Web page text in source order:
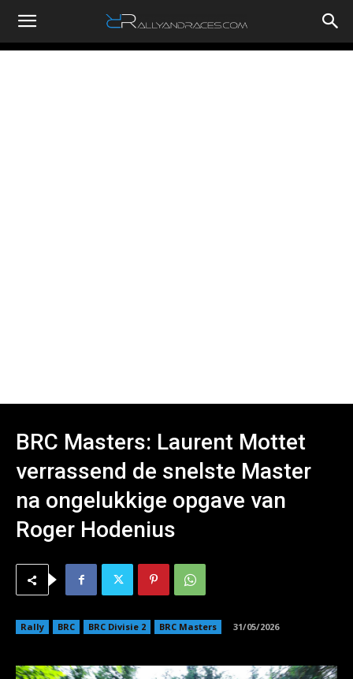
RallyandRaces.com
BRC Masters: Laurent Mottet
verrassend de snelste Master
na ongelukkige opgave van
Roger Hodenius
Rally BRC BRC Divisie 2 BRC Masters 31/05/2026